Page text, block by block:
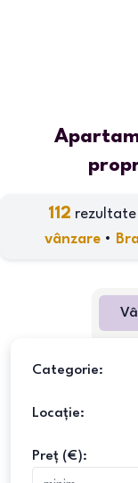
112
vânzare •
Categorie:
Locație:
Preț (€):